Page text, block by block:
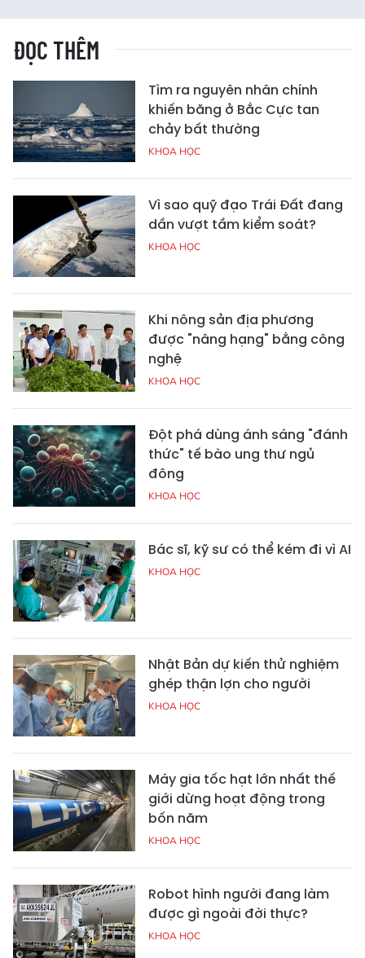
ĐỌC THÊM
Tìm ra nguyên nhân chính
khiến băng ở Bắc Cực tan
chảy bất thường
KHOA HỌC
Vì sao quỹ đạo Trái Đất đang
dần vượt tầm kiểm soát?
KHOA HỌC
Khi nông sản địa phương
được "nâng hạng" bằng công
nghệ
KHOA HỌC
Đột phá dùng ánh sáng "đánh
thức" tế bào ung thư ngủ
đông
KHOA HỌC
Bác sĩ, kỹ sư có thể kém đi vì AI
KHOA HỌC
Nhật Bản dự kiến thử nghiệm
ghép thận lợn cho người
KHOA HỌC
Máy gia tốc hạt lớn nhất thế
giới dừng hoạt động trong
bốn năm
KHOA HỌC
Robot hình người đang làm
được gì ngoài đời thực?
KHOA HỌC